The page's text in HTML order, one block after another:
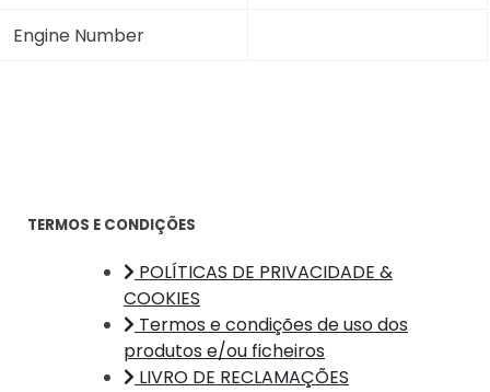
Engine Number
TERMOS E CONDIÇÕES
POLÍTICAS DE PRIVACIDADE &
COOKIES
Termos e condições de uso dos
produtos e/ou ficheiros
LIVRO DE RECLAMAÇÕES